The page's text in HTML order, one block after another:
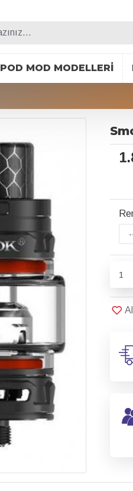
POD MOD MODELLERI